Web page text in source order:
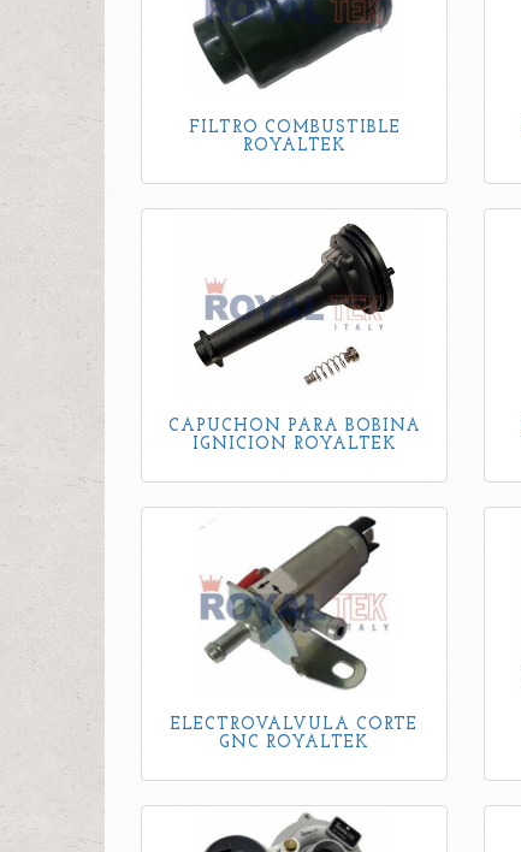
FILTRO COMBUSTIBLE
ROYALTEK
CAPUCHON PARA BOBINA
IGNICION ROYALTEK
ELECTROVALVULA CORTE
GNC ROYALTEK